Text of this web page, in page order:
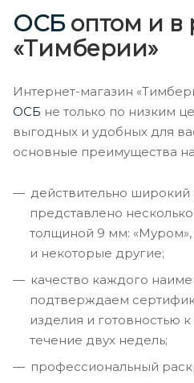
ОСБоптом и в
«Тимберии»
Интернет-магазин
ОСБ не только по низким
выгодных и удобных для
основные преимущества
действительно широкий
представлено
толщиной 9 мм: «Муром»,
и некоторые другие;
качество каждого
подтверждаем
изделия и готовностью
течение двух недель;
профессиональный